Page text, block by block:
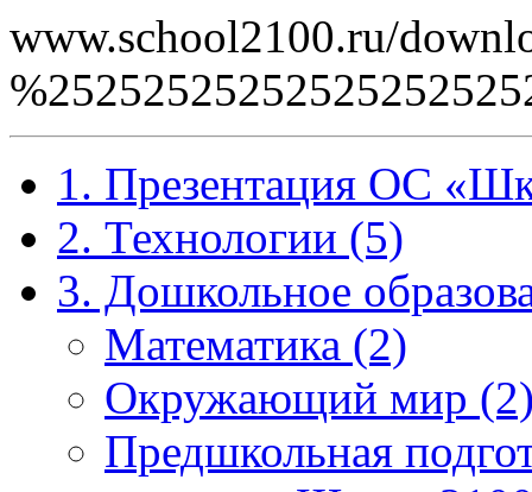
www.school2100.ru/
1. Презентация ОС
2. Технологии (5)
3. Дошкольное
Математика (2)
Окружающий мир
Предшкольная